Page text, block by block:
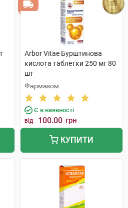
Arbor Vitae Бурштинова
кислота таблетки 250 мг 80
шт
Фармаком
Є в наявності
від 100.00 грн
КУПИТИ